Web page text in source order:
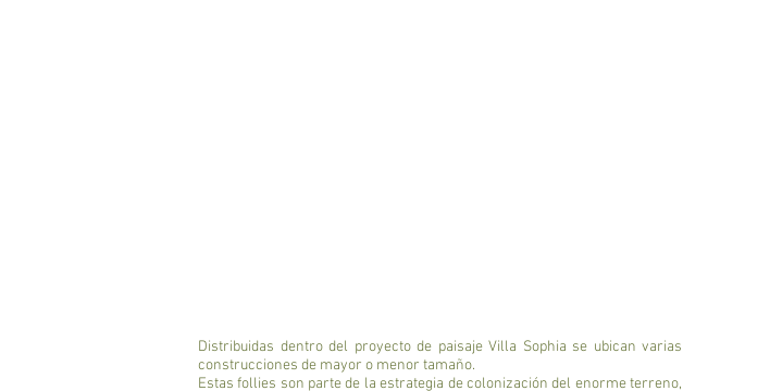
Distribuidas dentro del proyecto de paisaje Villa Sophia se ubican varias
construcciones de mayor o menor tamaño.
Estas follies son parte de la estrategia de colonización del enorme terreno,